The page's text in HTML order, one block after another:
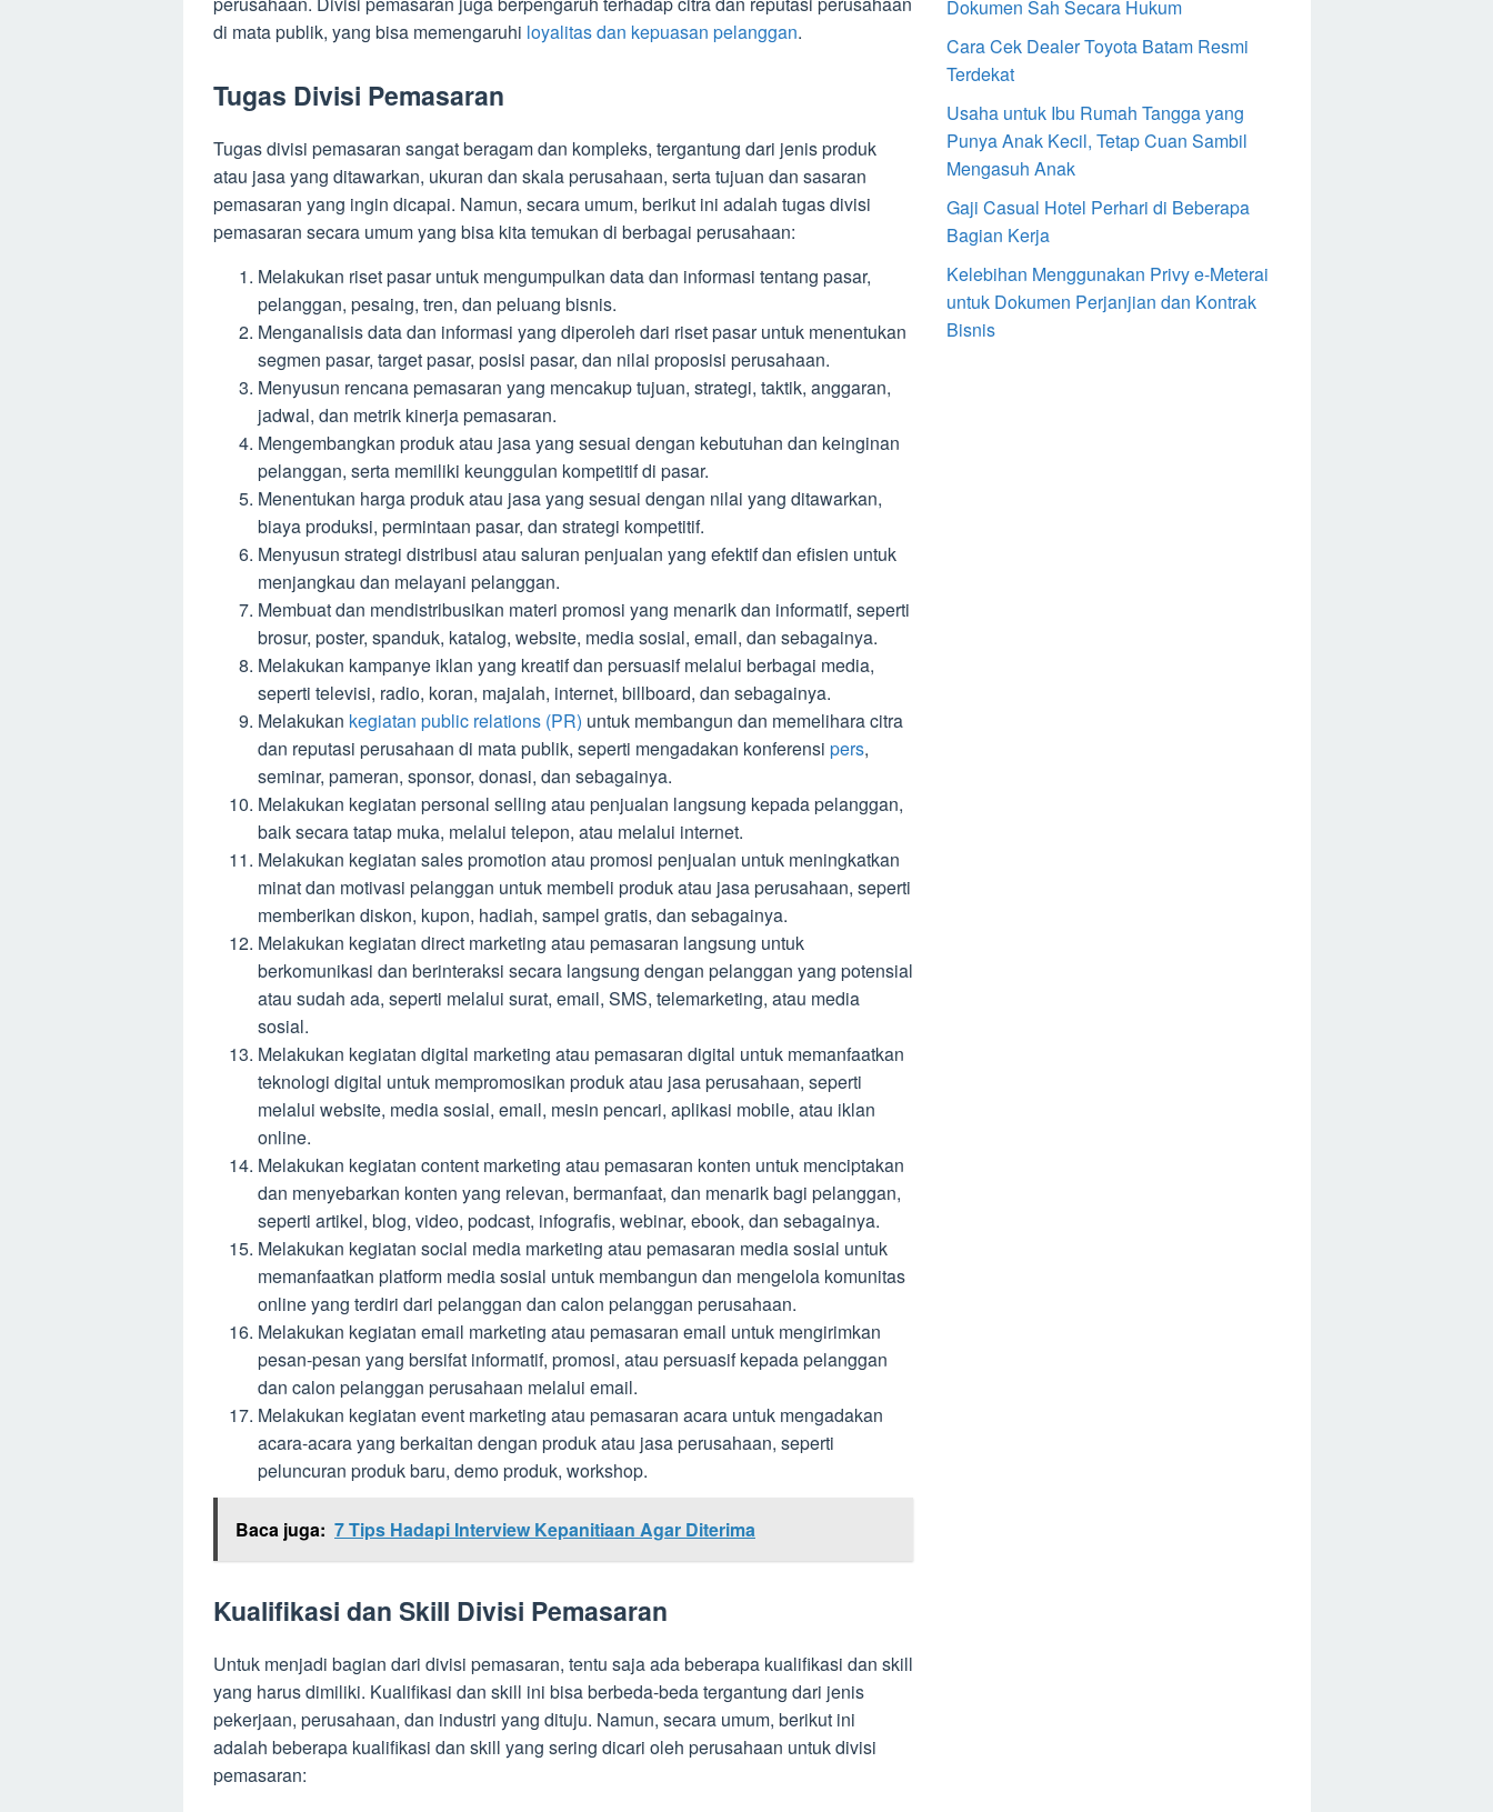
di mata publik, yang bisa memengaruhi loyalitas dan kepuasan pelanggan.
Tugas Divisi Pemasaran
Tugas divisi pemasaran sangat beragam dan kompleks, tergantung dari jenis produk
atau jasa yang ditawarkan, ukuran dan skala perusahaan, serta tujuan dan sasaran
pemasaran yang ingin dicapai. Namun, secara umum, berikut ini adalah tugas divisi
pemasaran secara umum yang bisa kita temukan di berbagai perusahaan:
Melakukan riset pasar untuk mengumpulkan data dan informasi tentang pasar,
pelanggan, pesaing, tren, dan peluang bisnis.
Menganalisis data dan informasi yang diperoleh dari riset pasar untuk menentukan
segmen pasar, target pasar, posisi pasar, dan nilai proposisi perusahaan.
Menyusun rencana pemasaran yang mencakup tujuan, strategi, taktik, anggaran,
jadwal, dan metrik kinerja pemasaran.
Mengembangkan produk atau jasa yang sesuai dengan kebutuhan dan keinginan
pelanggan, serta memiliki keunggulan kompetitif di pasar.
Menentukan harga produk atau jasa yang sesuai dengan nilai yang ditawarkan,
biaya produksi, permintaan pasar, dan strategi kompetitif.
Menyusun strategi distribusi atau saluran penjualan yang efektif dan efisien untuk
menjangkau dan melayani pelanggan.
Membuat dan mendistribusikan materi promosi yang menarik dan informatif, seperti
brosur, poster, spanduk, katalog, website, media sosial, email, dan sebagainya.
Melakukan kampanye iklan yang kreatif dan persuasif melalui berbagai media,
seperti televisi, radio, koran, majalah, internet, billboard, dan sebagainya.
Melakukan kegiatan public relations (PR) untuk membangun dan memelihara citra
dan reputasi perusahaan di mata publik, seperti mengadakan konferensi pers,
seminar, pameran, sponsor, donasi, dan sebagainya.
Melakukan kegiatan personal selling atau penjualan langsung kepada pelanggan,
baik secara tatap muka, melalui telepon, atau melalui internet.
Melakukan kegiatan sales promotion atau promosi penjualan untuk meningkatkan
minat dan motivasi pelanggan untuk membeli produk atau jasa perusahaan, seperti
memberikan diskon, kupon, hadiah, sampel gratis, dan sebagainya.
Melakukan kegiatan direct marketing atau pemasaran langsung untuk
berkomunikasi dan berinteraksi secara langsung dengan pelanggan yang potensial
atau sudah ada, seperti melalui surat, email, SMS, telemarketing, atau media
sosial.
Melakukan kegiatan digital marketing atau pemasaran digital untuk memanfaatkan
teknologi digital untuk mempromosikan produk atau jasa perusahaan, seperti
melalui website, media sosial, email, mesin pencari, aplikasi mobile, atau iklan
online.
Melakukan kegiatan content marketing atau pemasaran konten untuk menciptakan
dan menyebarkan konten yang relevan, bermanfaat, dan menarik bagi pelanggan,
seperti artikel, blog, video, podcast, infografis, webinar, ebook, dan sebagainya.
Melakukan kegiatan social media marketing atau pemasaran media sosial untuk
memanfaatkan platform media sosial untuk membangun dan mengelola komunitas
online yang terdiri dari pelanggan dan calon pelanggan perusahaan.
Melakukan kegiatan email marketing atau pemasaran email untuk mengirimkan
pesan-pesan yang bersifat informatif, promosi, atau persuasif kepada pelanggan
dan calon pelanggan perusahaan melalui email.
Melakukan kegiatan event marketing atau pemasaran acara untuk mengadakan
acara-acara yang berkaitan dengan produk atau jasa perusahaan, seperti
peluncuran produk baru, demo produk, workshop.
Baca juga: 7 Tips Hadapi Interview Kepanitiaan Agar Diterima
Kualifikasi dan Skill Divisi Pemasaran
Untuk menjadi bagian dari divisi pemasaran, tentu saja ada beberapa kualifikasi dan skill
yang harus dimiliki. Kualifikasi dan skill ini bisa berbeda-beda tergantung dari jenis
pekerjaan, perusahaan, dan industri yang dituju. Namun, secara umum, berikut ini
adalah beberapa kualifikasi dan skill yang sering dicari oleh perusahaan untuk divisi
pemasaran:
Dokumen Sah Secara Hukum
Cara Cek Dealer Toyota Batam Resmi
Terdekat
Usaha untuk Ibu Rumah Tangga yang
Punya Anak Kecil, Tetap Cuan Sambil
Mengasuh Anak
Gaji Casual Hotel Perhari di Beberapa
Bagian Kerja
Kelebihan Menggunakan Privy e-Meterai
untuk Dokumen Perjanjian dan Kontrak
Bisnis